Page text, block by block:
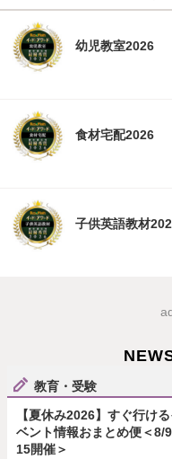
幼児教室2026
食材宅配2026
子供英語教材
教育・受験
【夏休み2026】すぐ行ける
ベント情報おまとめ便＜8/
15開催＞